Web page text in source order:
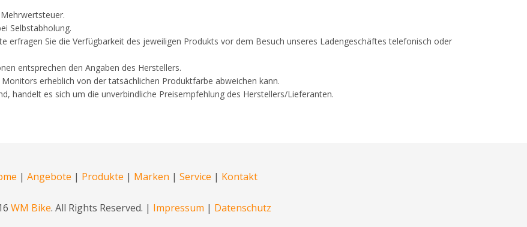
Selbstabholung.
erfragen Sie die Verfügbarkeit des jeweiligen Produkts vor dem Besuch unseres Ladengeschäftes telefonisch oder
entsprechen den Angaben des Herstellers.
erheblich von der tatsächlichen Produktfarbe abweichen kann.
handelt es sich um die unverbindliche Preisempfehlung des Herstellers/Lieferanten.
| Angebote | Produkte | Marken | Service | Kontakt
WM Bike. All Rights Reserved. | Impressum | Datenschutz